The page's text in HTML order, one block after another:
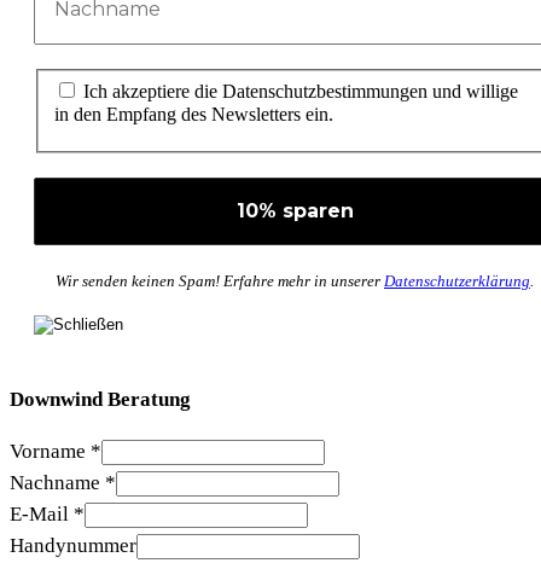
Ich akzeptiere die Datenschutzbestimmungen und willige
in den Empfang des Newsletters ein.
Wir senden keinen Spam! Erfahre mehr in unserer Datenschutzerklärung.
Downwind Beratung
Vorname *
Nachname *
E-Mail *
Handynummer